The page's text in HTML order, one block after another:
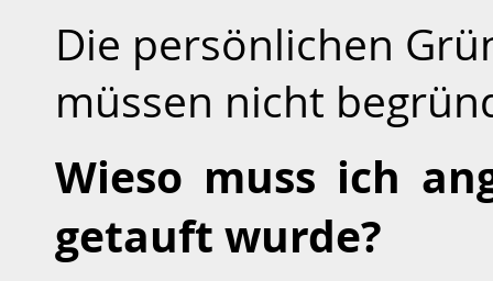
Die persönlichen
müssen nicht
Wieso muss ich
getauft wurde?